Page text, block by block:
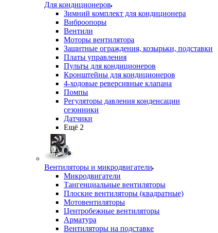
Для кондиционеров
Зимний комплект для кондиционера
Виброопоры
Вентили
Моторы вентилятора
Защитные ограждения, козырьки, подставки
Платы управления
Пульты для кондиционеров
Кронштейны для кондиционеров
4-ходовые реверсивные клапана
Помпы
Регуляторы давления конденсации
сезонники
Датчики
Ещё 2
Вентиляторы и микродвигатели
Микродвигатели
Тангенциальные вентиляторы
Плоские вентиляторы (квадратные)
Мотовентиляторы
Центробежные вентиляторы
Арматура
Вентиляторы на подставке